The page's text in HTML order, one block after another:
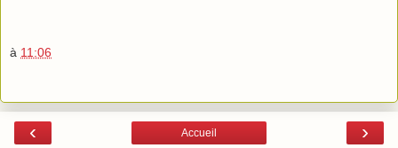
à 11:06
‹ ›
Accueil